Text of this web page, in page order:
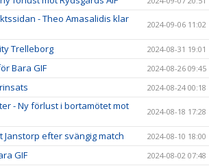
- Theo Amasalidis klar
2024-09-06 11:02
Trelleborg 2024-08-31 19:01
Bara GIF 2024-08-26 09:45
2024-08-24 00:18
- Ny förlust i bortamötet mot
2024-08-18 17:28
Janstorp efter svängig match 2024-08-10 18:00
GIF 2024-08-02 07:48